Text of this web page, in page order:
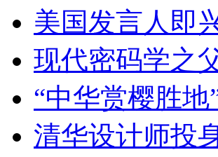
美国发言人即
现代密码学之
“中华赏樱胜
清华设计师投